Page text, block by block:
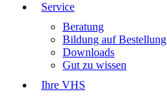
Service
Beratung
Bildung auf Bestellung
Downloads
Gut zu wissen
Ihre VHS